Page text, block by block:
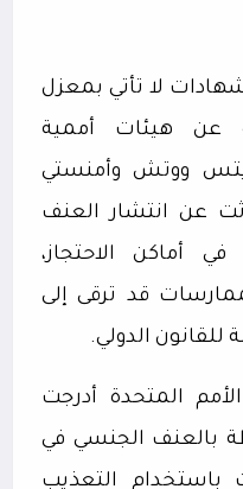
لا تأتي بمعزل
عن هيئات أممية
ووتش وأمنستي
عن انتشار العنف
أماكن الاحتجاز،
قد ترقى إلى
الدولي.
المتحدة أدرجت
بالعنف الجنسي في
باستخدام التعذيب